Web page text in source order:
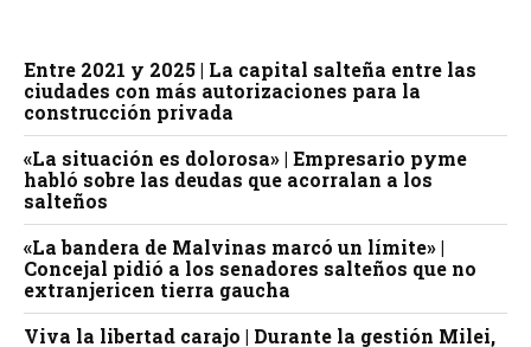
Entre 2021 y 2025 | La capital salteña entre las
ciudades con más autorizaciones para la
construcción privada
«La situación es dolorosa» | Empresario pyme
habló sobre las deudas que acorralan a los
salteños
«La bandera de Malvinas marcó un límite» |
Concejal pidió a los senadores salteños que no
extranjericen tierra gaucha
Viva la libertad carajo | Durante la gestión Milei,